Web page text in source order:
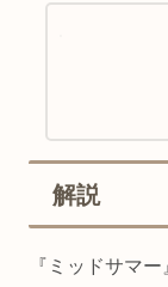
解説
『ミッドサマ